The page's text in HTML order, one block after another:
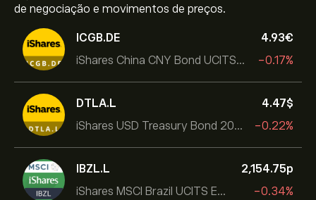
de negociação e movimentos de preços.
ICGB.DE
iShares China CNY Bond UCITS ETF
4.93‎€‎
-0.17%
DTLA.L
iShares USD Treasury Bond 20+yr UCITS ETF
4.47‎$‎
-0.22%
IBZL.L
iShares MSCI Brazil UCITS ETF (Dist)
2,154.75‎p‎
-0.34%